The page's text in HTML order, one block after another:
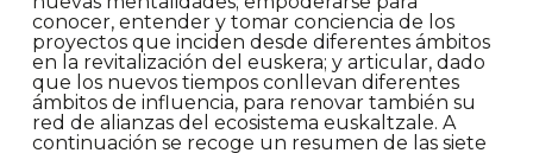
conocer, entender y tomar conciencia de los
proyectos que inciden desde diferentes ámbitos
en la revitalización del euskera; y articular, dado
que los nuevos tiempos conllevan diferentes
ámbitos de influencia, para renovar también su
red de alianzas del ecosistema euskaltzale. A
continuación se recoge un resumen de las siete